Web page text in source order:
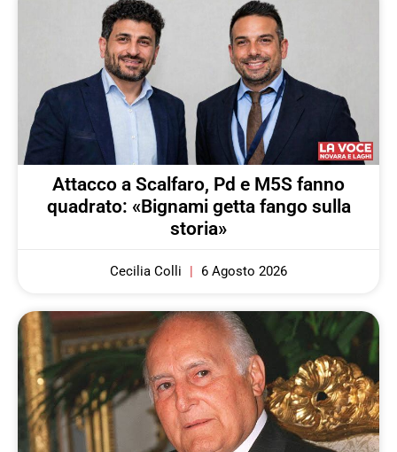
Attacco a Scalfaro, Pd e M5S fanno
quadrato: «Bignami getta fango sulla
storia»
Cecilia Colli 6 Agosto 2026